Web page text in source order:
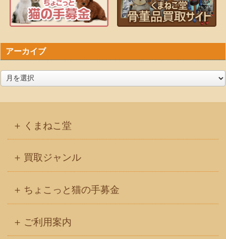
アーカイブ
くまねこ堂
買取ジャンル
ちょこっと猫の手募金
ご利用案内